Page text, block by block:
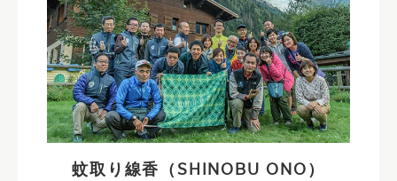
蚊取り線香（SHINOBU ONO）